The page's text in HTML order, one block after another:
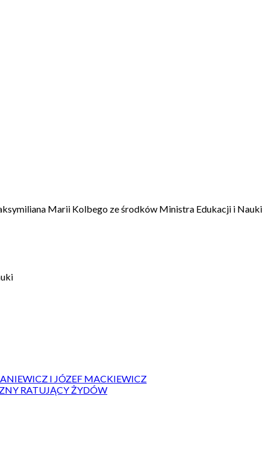
Marii Kolbego ze środków Ministra Edukacji i Nauki
I JÓZEF MACKIEWICZ
RATUJĄCY ŻYDÓW